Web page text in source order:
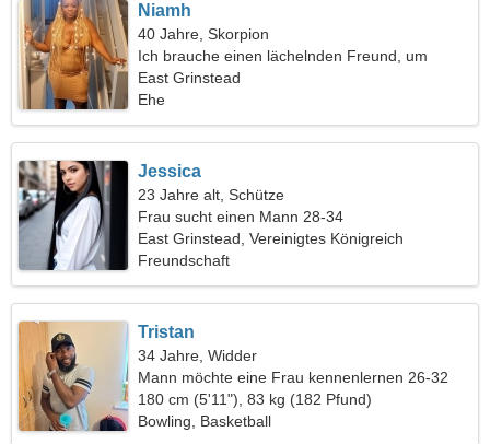
Niamh
40 Jahre, Skorpion
Ich brauche einen lächelnden Freund, um
zusammen campen zu gehen
East Grinstead
Ehe
Jessica
23 Jahre alt, Schütze
Frau sucht einen Mann 28-34
East Grinstead, Vereinigtes Königreich
Freundschaft
Tristan
34 Jahre, Widder
Mann möchte eine Frau kennenlernen 26-32
180 cm (5'11"), 83 kg (182 Pfund)
Bowling, Basketball